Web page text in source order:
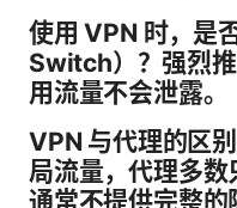
使用 VPN 时，是
Switch）？强烈
用流量不会泄露。
VPN 与代理的区
局流量，代理多数
通常不提供完整的